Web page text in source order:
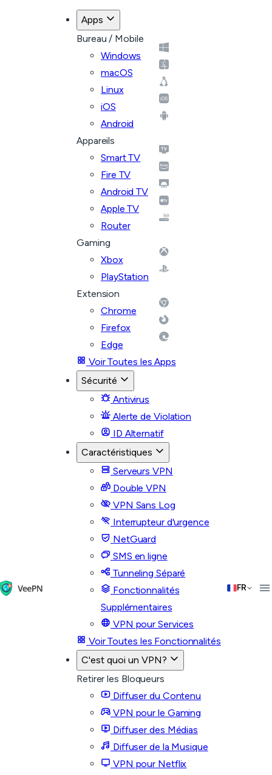
Apps
Bureau / Mobile
Windows
macOS
Linux
iOS
Android
Appareils
Smart TV
Fire TV
Android TV
Apple TV
Router
Gaming
Xbox
PlayStation
Extension
Chrome
Firefox
Edge
Voir Toutes les Apps
Sécurité
Antivirus
Alerte de Violation
ID Alternatif
Caractéristiques
Serveurs VPN
Double VPN
VPN Sans Log
Interrupteur d'urgence
NetGuard
SMS en ligne
Tunneling Séparé
Fonctionnalités
Supplémentaires
VPN pour Services
Voir Toutes les Fonctionnalités
C'est quoi un VPN?
Retirer les Bloqueurs
Diffuser du Contenu
VPN pour le Gaming
Diffuser des Médias
Diffuser de la Musique
VPN pour Netflix
FR